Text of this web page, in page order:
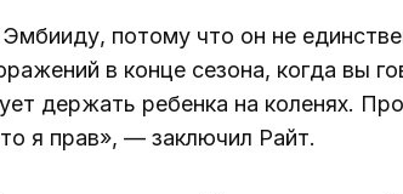
потому что он не
в конце сезона, когда вы
держать ребенка на коленях.
я прав», — заключил Райт.